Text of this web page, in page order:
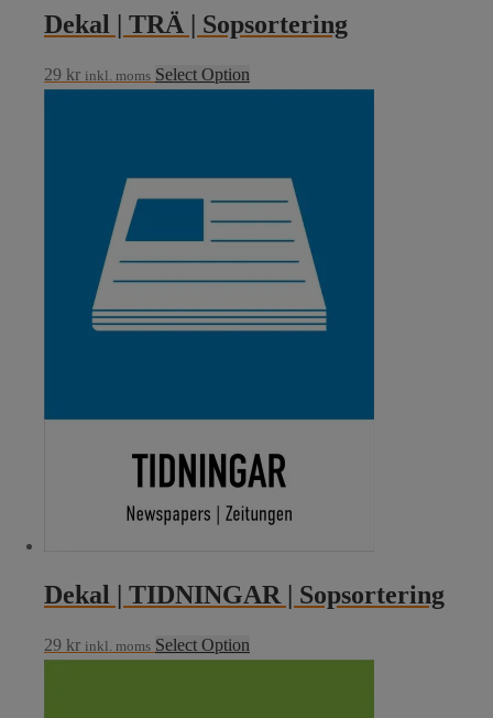
Dekal | TRÄ | Sopsortering
29 kr inkl. moms Select Option
Dekal | TIDNINGAR | Sopsortering
29 kr inkl. moms Select Option